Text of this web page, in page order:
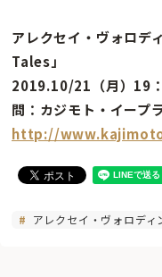
アレクセイ・ヴォロデ
Tales」
2019.10/21（月）19
問：カジモト・イー
http://
アレクセイ・ヴォロディ